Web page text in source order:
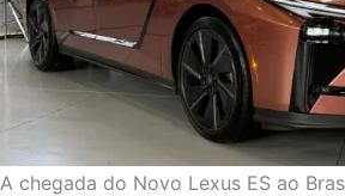
A chegada do Novo Lexus ES ao